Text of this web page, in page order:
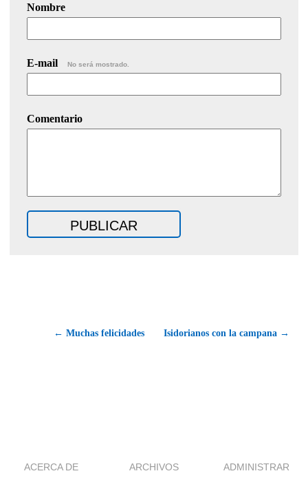
Nombre
E-mail No será mostrado.
Comentario
← Muchas felicidades Isidorianos con la campana →
ACERCA DE ARCHIVOS ADMINISTRAR